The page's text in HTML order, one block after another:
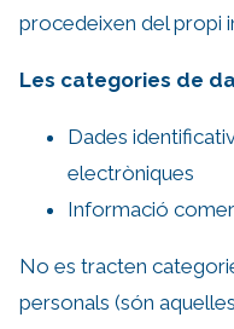
procedeixen del propi
Les categories de
Dades
electròniques
Informació
No es tracten
personals (són